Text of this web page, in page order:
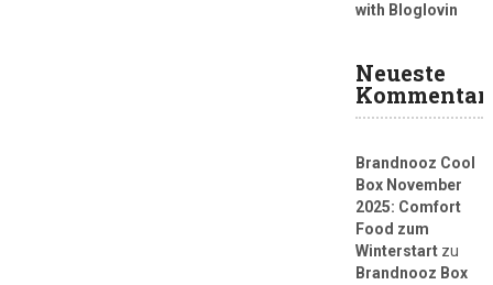
with Bloglovin
Neueste
Brandnooz Cool
Box November
2025: Comfort
Food zum
Winterstartzu
Brandnooz Box